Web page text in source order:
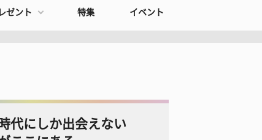
ゼント 特集 イベント
代にしか出会えない